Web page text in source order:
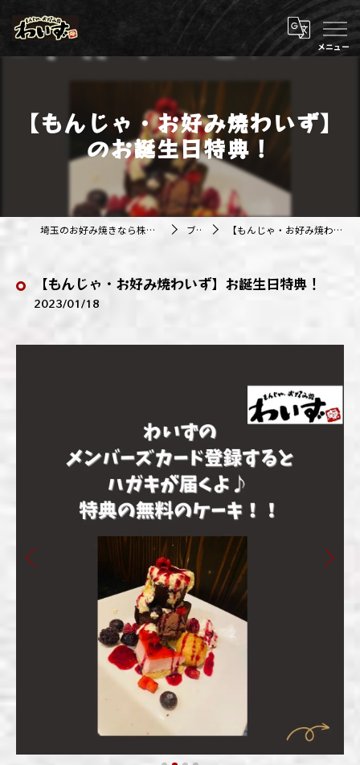
【もんじゃ・お好み焼わいず】
のお誕生日特典！
埼玉のお好み焼きなら株式会社アジルカンパニー ブログ 【もんじゃ・お好み焼わいず】お誕生日特典！
【もんじゃ・お好み焼わいず】お誕生日特典！
2023/01/18